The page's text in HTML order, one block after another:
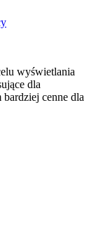
wyświetlania
dla
cenne dla